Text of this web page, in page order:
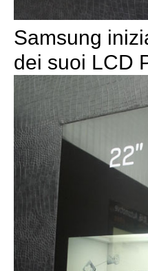
Samsung
dei suoi LCD